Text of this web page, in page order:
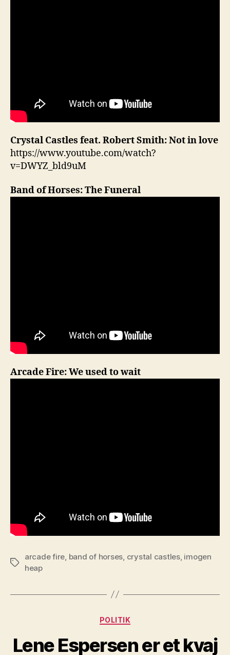
Crystal Castles feat. Robert Smith: Not in love
https://www.youtube.com/watch?
v=DWYZ_bld9uM
Band of Horses: The Funeral
Arcade Fire: We used to wait
Tags
arcade fire band of horses crystal castles, imogen
heap
Kategorier
POLITIK
Lene Espersen er et kvaj